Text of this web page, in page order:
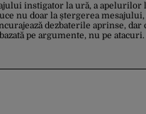
instigator la ură, a apelurilor
nu doar la ștergerea
dezbaterile aprinse,
pe argumente, nu pe atacuri.